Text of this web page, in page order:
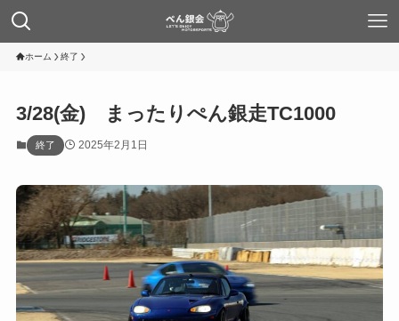
ホーム 終了
3/28(金) まったりぺん銀走TC1000
終了 2025年2月1日